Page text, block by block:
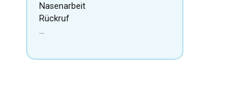
Nasenarbeit
Rückruf
…